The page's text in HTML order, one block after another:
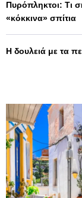
Πυρόπληκτοι: Τι
«κόκκινα» σπίτια
Η δουλειά με τα